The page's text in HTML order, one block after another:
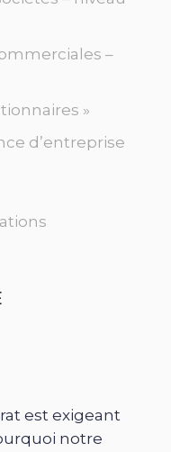
–
»
d’entreprise
est exigeant
notre